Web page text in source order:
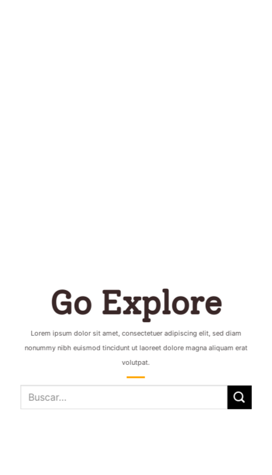
Go Explore
Lorem ipsum dolor sit amet, consectetuer adipiscing elit, sed diam
nonummy nibh euismod tincidunt ut laoreet dolore magna aliquam erat
volutpat.
Buscar
por: